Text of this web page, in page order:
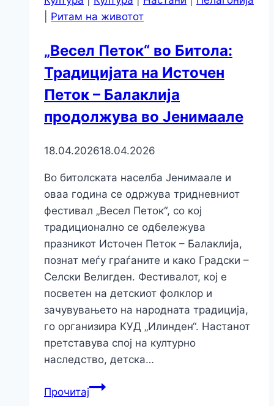
Ритам на животот
„Весел Петок“ во Битола:
Традицијата на Источен
Петок – Балаклија
продолжува во Јенимаале
18.04.202618.04.2026
Во битолската населба Јенимаале и
оваа година се одржува тридневниот
фестивал „Весел Петок“, со кој
традиционално се одбележува
празникот Источен Петок – Балаклија,
познат меѓу граѓаните и како Градски –
Селски Велигден. Фестивалот, кој е
посветен на детскиот фолклор и
зачувувањето на народната традиција,
го организира КУД „Илинден“. Настанот
претставува спој на културно
наследство, детска…
Прочитај